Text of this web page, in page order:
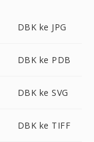
DBK ke JPG
DBK ke PDB
DBK ke SVG
DBK ke TIFF